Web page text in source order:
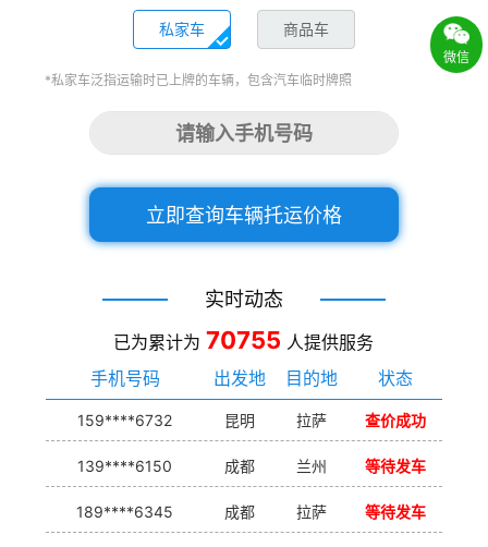
私家车 商品车
*私家车泛指运输时已上牌的车辆，包含汽车临时牌照
立即查询车辆托运价格
实时动态
已为累计为 70755 人提供服务
手机号码
出发地 目的地 状态
159****6732 昆明 拉萨 查价成功
139****6150 成都 兰州 等待发车
189****6345 成都 拉萨 等待发车
微信